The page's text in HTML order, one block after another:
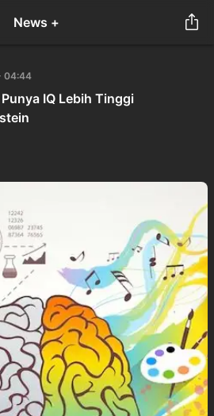
News +
04:44
IQ Lebih Tinggi